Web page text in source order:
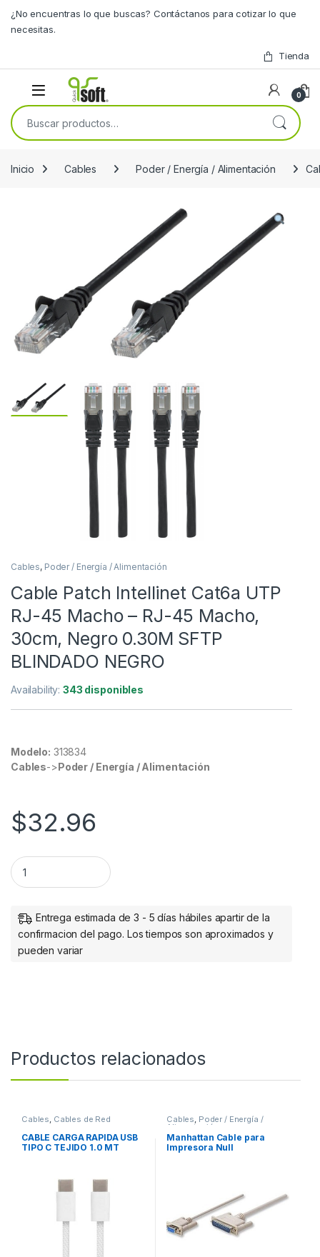
¿No encuentras lo que buscas? Contáctanos para cotizar lo que
necesitas.
Tienda
0
Buscar por:
Inicio Cables Poder / Energía / Alimentación
Cables, Poder / Energía / Alimentación
Cable Patch Intellinet Cat6a UTP
RJ-45 Macho – RJ-45 Macho,
30cm, Negro 0.30M SFTP
BLINDADO NEGRO
Availability:343 disponibles
Modelo: 313834
Cables->Poder / Energía / Alimentación
$32.96
Cable Patch Intellinet Cat6a UTP RJ-45 Macho - RJ-45
Entrega estimada de 3 - 5 días hábiles apartir de la
confirmacion del pago. Los tiempos son aproximados y
pueden variar
Productos relacionados
Cables, Cables de Red
CABLE CARGA RAPIDA USB
TIPO C TEJIDO 1.0 MT
Cables, Poder / Energía /
Alimentación
Manhattan Cable para
Impresora Null